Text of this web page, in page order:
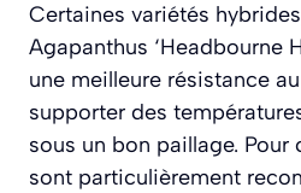
Certaines variétés
Agapanthus ‘Headbourne
une meilleure résistance
supporter des
sous un bon paillage. Pour
sont particulièrement